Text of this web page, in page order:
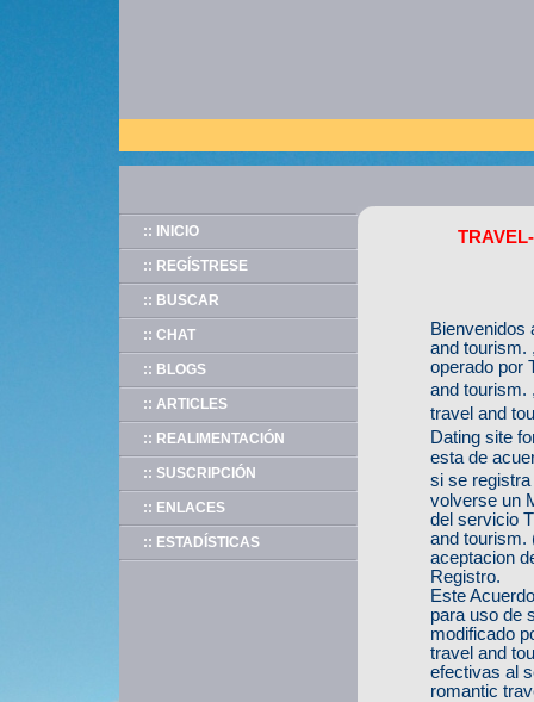
:: INICIO
:: REGÍSTRESE
:: BUSCAR
:: CHAT
:: BLOGS
:: ARTICLES
:: REALIMENTACIÓN
:: SUSCRIPCIÓN
:: ENLACES
:: ESTADÍSTICAS
Bienvenidos
and tourism.
operado por
and tourism.
travel and
Dating site
esta de
si se
volverse un
del servicio
and tourism.
aceptacion
Registro.
Este
para uso de
modificado
travel and
efectivas al
romantic